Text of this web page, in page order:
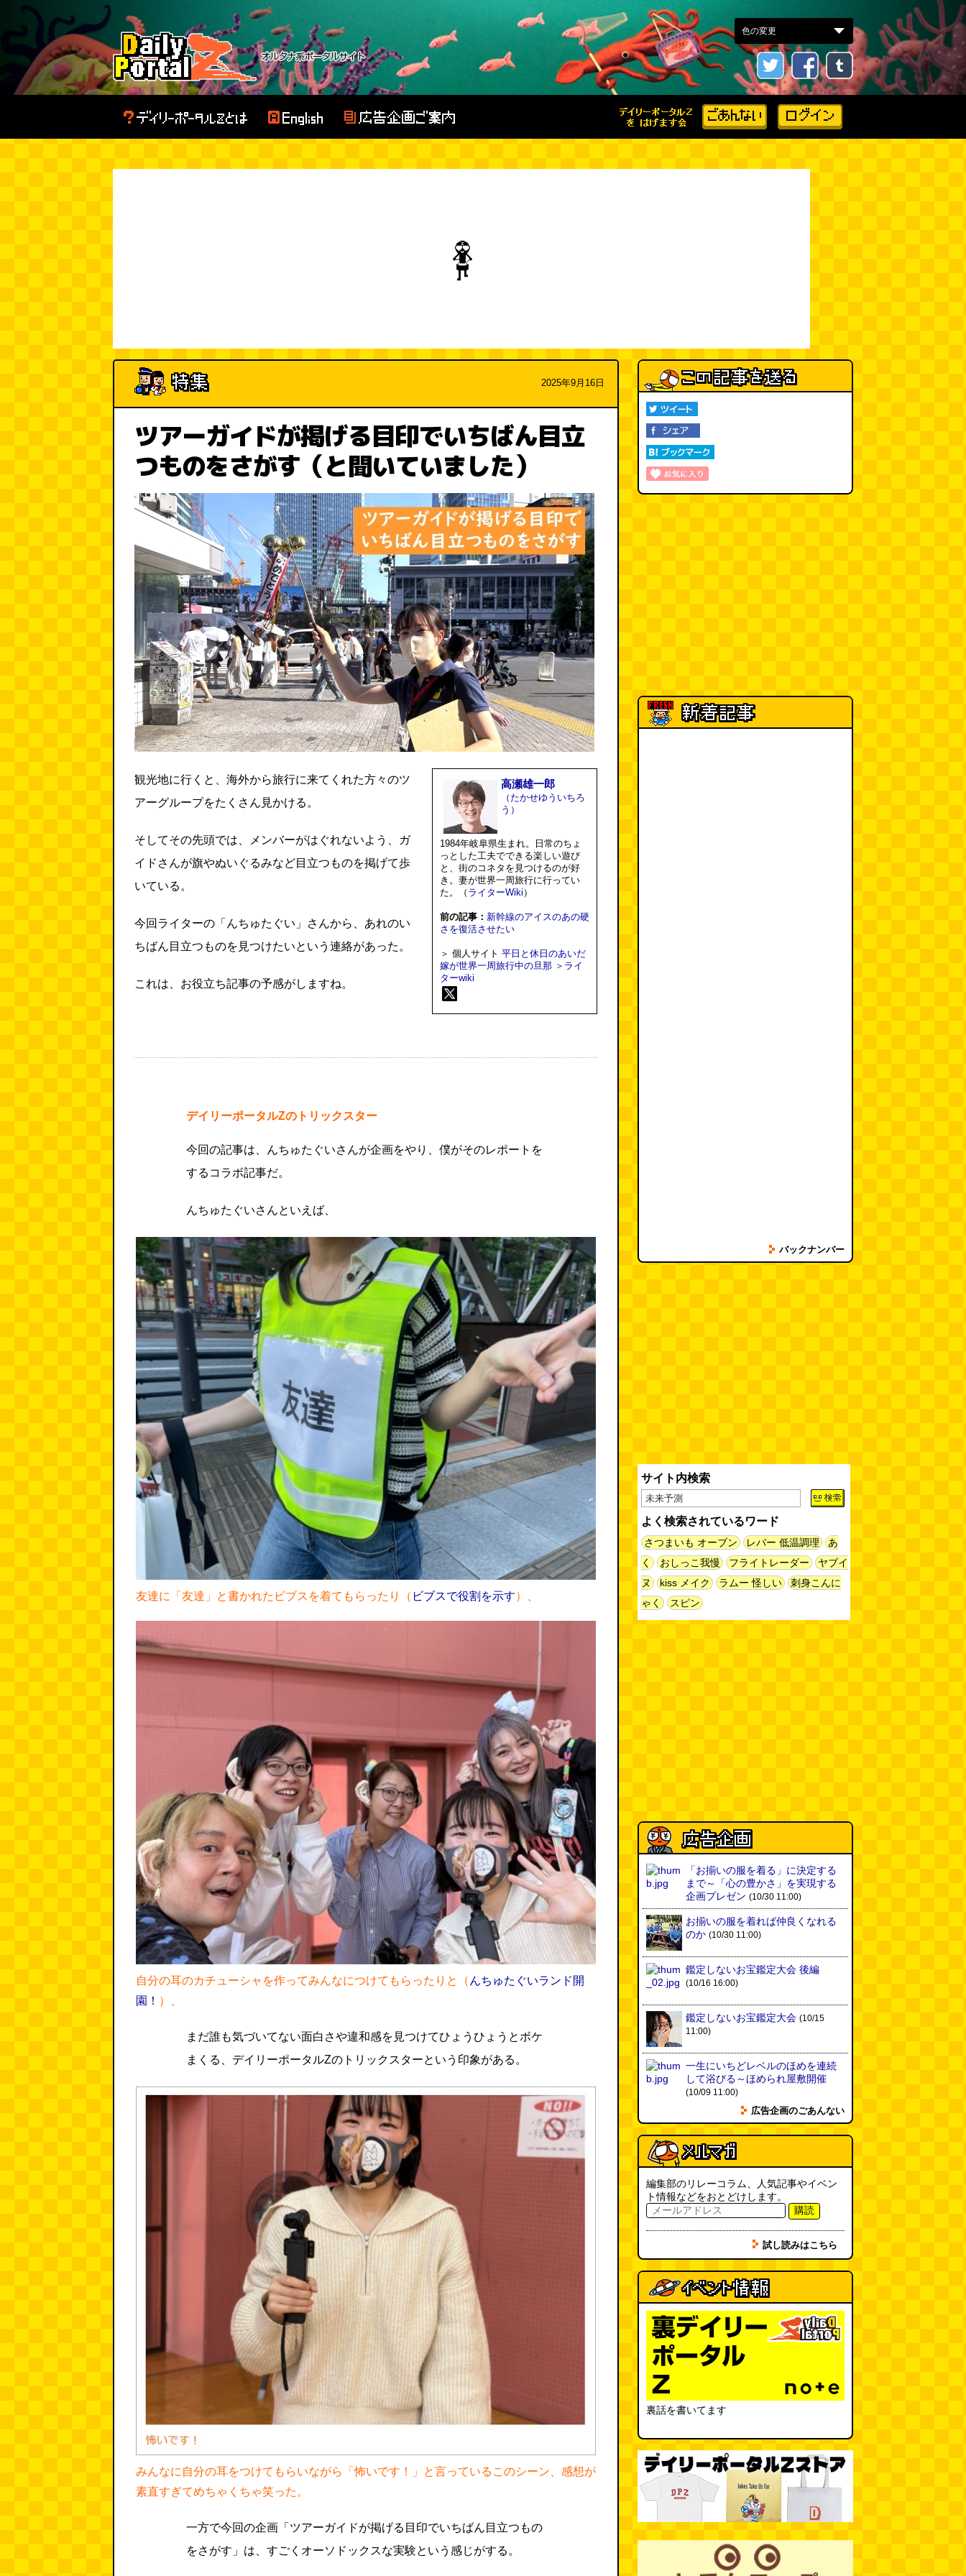
2025年9月16日
ツアーガイドが掲げる目印でいちばん目立
つものをさがす（と聞いていました）
観光地に行くと、海外から旅行に来てくれた方々のツ
アーグループをたくさん見かける。
そしてその先頭では、メンバーがはぐれないよう、ガ
イドさんが旗やぬいぐるみなど目立つものを掲げて歩
いている。
今回ライターの「んちゅたぐい」さんから、あれのい
ちばん目立つものを見つけたいという連絡があった。
これは、お役立ち記事の予感がしますね。
高瀬雄一郎
（たかせゆういちろ
う）
1984年岐阜県生まれ。日常のちょ
っとした工夫でできる楽しい遊び
と、街のコネタを見つけるのが好
き。妻が世界一周旅行に行ってい
た。（ ライターWiki ）
前の記事： 新幹線のアイスのあの硬
さを復活させたい
＞ 個人サイト 平日と休日のあいだ
嫁が世界一周旅行中の旦那 ＞ライ
ターwiki
デイリーポータルZのトリックスター
今回の記事は、んちゅたぐいさんが企画をやり、僕がそのレポートを
するコラボ記事だ。
んちゅたぐいさんといえば、
友達に「友達」と書かれたビブスを着てもらったり（ ビブスで役割を示す）、
自分の耳のカチューシャを作ってみんなにつけてもらったりと（ んちゅたぐいランド開
園！ ）、
まだ誰も気づいてない面白さや違和感を見つけてひょうひょうとボケ
まくる、デイリーポータルZのトリックスターという印象がある。
みんなに自分の耳をつけてもらいながら「怖いです！」と言っているこのシーン、感想が
素直すぎてめちゃくちゃ笑った。
一方で今回の企画「ツアーガイドが掲げる目印でいちばん目立つもの
をさがす」は、すごくオーソドックスな実験という感じがする。
バックナンバー
サイト内検索
よく検索されているワード
さつまいも オーブン レバー 低温調理
あ
く
おしっこ我慢 フライトレーダー
ヤブイ
ヌ
kiss メイク ラムー 怪しい
刺身こんに
ゃく
スピン
「お揃いの服を着る」に決定する
まで～「心の豊かさ」を実現する
企画プレゼン (10/30 11:00)
お揃いの服を着れば仲良くなれる
のか (10/30 11:00)
鑑定しないお宝鑑定大会 後編
(10/16 16:00)
鑑定しないお宝鑑定大会 (10/15
11:00)
一生にいちどレベルのほめを連続
して浴びる～ほめられ屋敷開催
(10/09 11:00)
広告企画のごあんない
編集部のリレーコラム、人気記事やイベン
ト情報などをおとどけします。
購読
試し読みはこちら
裏話を書いてます